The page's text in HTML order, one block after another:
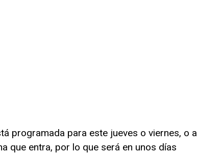
programada para este jueves o viernes, o a
que entra, por lo que será en unos días